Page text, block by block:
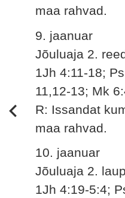
maa rahvad.
9. jaanuar
Jõuluaja 2.
1Jh 4:11-18;
11,12-13; Mk
R: Issandat
maa rahvad.
10. jaanuar
Jõuluaja 2.
1Jh 4:19-5:4;